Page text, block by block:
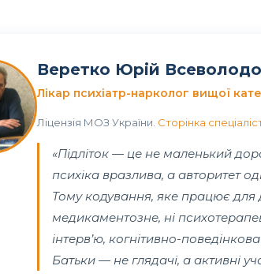
Веретко Юрій
Лікар психіатр-нарколог вищої
Ліцензія МОЗ України. Сторінка
«Підліток — це не маленький
психіка вразлива, а авторитет
Тому кодування, яке працює для
медикаментозне, ні
інтерв’ю, когнітивно-
Батьки — не глядачі, а активні